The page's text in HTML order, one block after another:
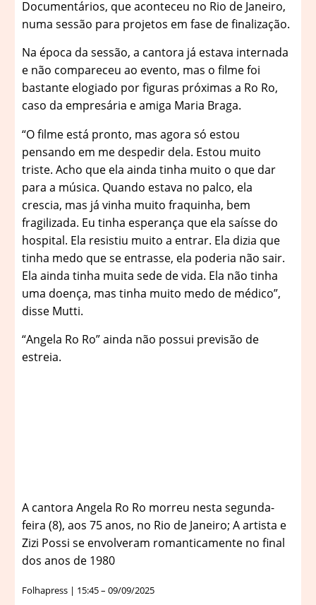
Documentários, que aconteceu no Rio de Janeiro,
numa sessão para projetos em fase de finalização.
Na época da sessão, a cantora já estava internada
e não compareceu ao evento, mas o filme foi
bastante elogiado por figuras próximas a Ro Ro,
caso da empresária e amiga Maria Braga.
“O filme está pronto, mas agora só estou
pensando em me despedir dela. Estou muito
triste. Acho que ela ainda tinha muito o que dar
para a música. Quando estava no palco, ela
crescia, mas já vinha muito fraquinha, bem
fragilizada. Eu tinha esperança que ela saísse do
hospital. Ela resistiu muito a entrar. Ela dizia que
tinha medo que se entrasse, ela poderia não sair.
Ela ainda tinha muita sede de vida. Ela não tinha
uma doença, mas tinha muito medo de médico”,
disse Mutti.
“Angela Ro Ro” ainda não possui previsão de
estreia.
A cantora Angela Ro Ro morreu nesta segunda-
feira (8), aos 75 anos, no Rio de Janeiro; A artista e
Zizi Possi se envolveram romanticamente no final
dos anos de 1980
Folhapress | 15:45 – 09/09/2025